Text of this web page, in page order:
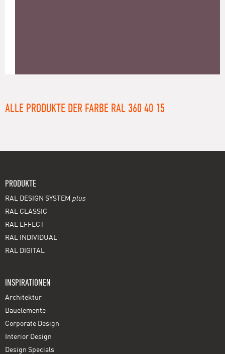
ALLE PRODUKTE DER FARBE RAL 360 40 15
PRODUKTE
RAL DESIGN SYSTEM plus
RAL CLASSIC
RAL EFFECT
RAL INDIVIDUAL
RAL DIGITAL
INSPIRATIONEN
Architektur
Bauelemente
Corporate Design
Interior Design
Design Specials